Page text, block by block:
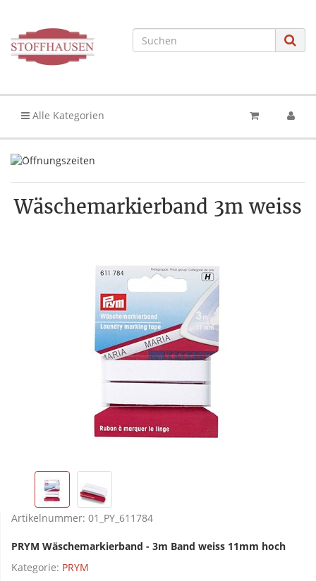
Alle Kategorien
Wäschemarkierband 3m weiss
Artikelnummer: 01_PY_611784
PRYM Wäschemarkierband - 3m Band weiss 11mm hoch
Kategorie: PRYM